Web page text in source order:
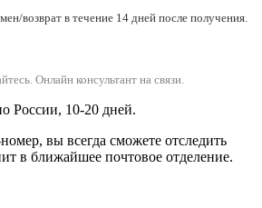
возврат в течение 14 дней после получения.
Онлайн консультант на связи.
России, 10-20 дней.
вы всегда сможете отследить
в ближайшее почтовое отделение.